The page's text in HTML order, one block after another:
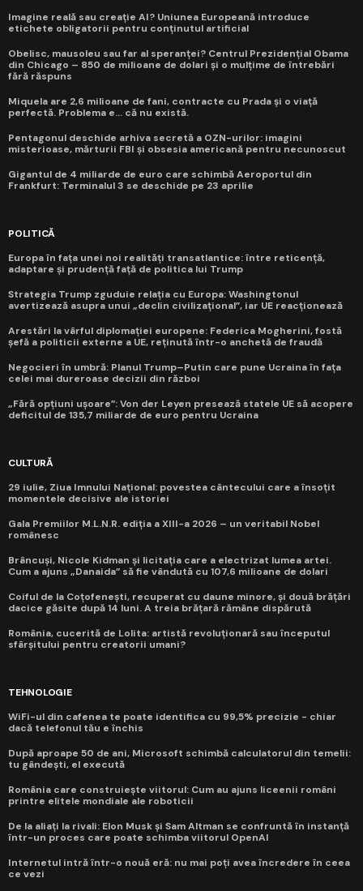
Imagine reală sau creație AI? Uniunea Europeană introduce
etichete obligatorii pentru conținutul artificial
Obelisc, mausoleu sau far al speranței? Centrul Prezidențial Obama
din Chicago – 850 de milioane de dolari și o mulțime de întrebări
fără răspuns
Miquela are 2,6 milioane de fani, contracte cu Prada și o viață
perfectă. Problema e... că nu există.
Pentagonul deschide arhiva secretă a OZN-urilor: imagini
misterioase, mărturii FBI și obsesia americană pentru necunoscut
Gigantul de 4 miliarde de euro care schimbă Aeroportul din
Frankfurt: Terminalul 3 se deschide pe 23 aprilie
POLITICĂ
Europa în fața unei noi realități transatlantice: între reticență,
adaptare și prudență față de politica lui Trump
Strategia Trump zguduie relația cu Europa: Washingtonul
avertizează asupra unui „declin civilizațional”, iar UE reacționează
Arestări la vârful diplomației europene: Federica Mogherini, fostă
șefă a politicii externe a UE, reținută într-o anchetă de fraudă
Negocieri în umbră: Planul Trump–Putin care pune Ucraina în fața
celei mai dureroase decizii din război
„Fără opțiuni ușoare”: Von der Leyen presează statele UE să acopere
deficitul de 135,7 miliarde de euro pentru Ucraina
CULTURĂ
29 iulie, Ziua Imnului Național: povestea cântecului care a însoțit
momentele decisive ale istoriei
Gala Premiilor M.L.N.R. ediția a XIII-a 2026 – un veritabil Nobel
românesc
Brâncuși, Nicole Kidman și licitația care a electrizat lumea artei.
Cum a ajuns „Danaida” să fie vândută cu 107,6 milioane de dolari
Coiful de la Coțofenești, recuperat cu daune minore, și două brățări
dacice găsite după 14 luni. A treia brățară rămâne dispărută
România, cucerită de Lolita: artistă revoluționară sau începutul
sfârșitului pentru creatorii umani?
TEHNOLOGIE
WiFi-ul din cafenea te poate identifica cu 99,5% precizie - chiar
dacă telefonul tău e închis
După aproape 50 de ani, Microsoft schimbă calculatorul din temelii:
tu gândești, el execută
România care construiește viitorul: Cum au ajuns liceenii români
printre elitele mondiale ale roboticii
De la aliați la rivali: Elon Musk și Sam Altman se confruntă în instanță
într-un proces care poate schimba viitorul OpenAI
Internetul intră într-o nouă eră: nu mai poți avea încredere în ceea
ce vezi